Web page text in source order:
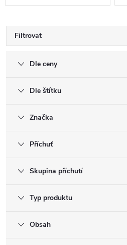
Filtrovat
Dle ceny
Dle štítku
Značka
Příchuť
Skupina příchutí
Typ produktu
Obsah